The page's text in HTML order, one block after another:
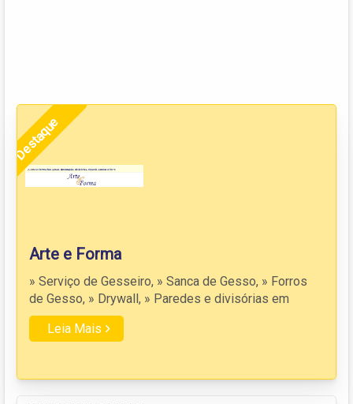
Destaque
Arte e Forma
» Serviço de Gesseiro, » Sanca de Gesso, » Forros
de Gesso, » Drywall, » Paredes e divisórias em
Leia Mais